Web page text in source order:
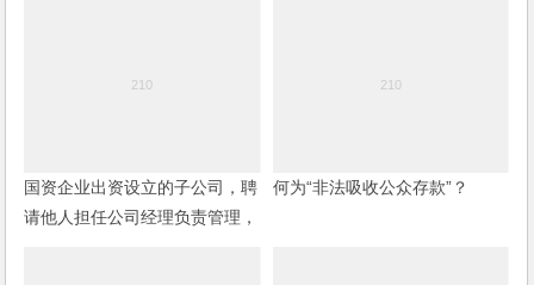
国资企业出资设立的子公司，聘
请他人担任公司经理负责管理，
何为“非法吸收公众存款”？